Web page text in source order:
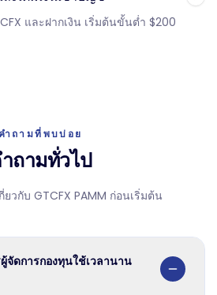
และฝากเงิน เริ่มต้นขั้นต่ำ $200
คำถามที่พบบ่อย
ถามทั่วไป
วกับ GTCFX PAMM ก่อนเริ่มต้น
จัดการกองทุนใช้เวลานาน